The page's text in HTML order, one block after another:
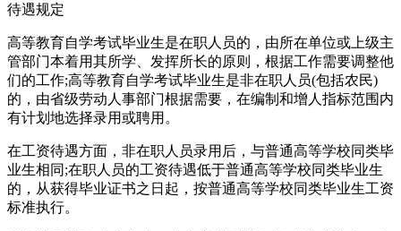
待遇规定
高等教育自学考试毕业生是在职人员的，由所在单位或上级主
管部门本着用其所学、发挥所长的原则，根据工作需要调整他
们的工作;高等教育自学考试毕业生是非在职人员(包括农民)
的，由省级劳动人事部门根据需要，在编制和增人指标范围内
有计划地选择录用或聘用。
在工资待遇方面，非在职人员录用后，与普通高等学校同类毕
业生相同;在职人员的工资待遇低于普通高等学校同类毕业生
的，从获得毕业证书之日起，按普通高等学校同类毕业生工资
标准执行。